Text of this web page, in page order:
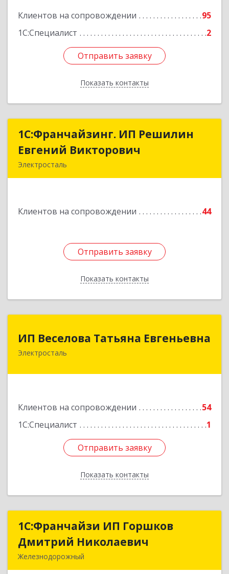
Клиентов на сопровождении
95
1С:Специалист
2
Отправить заявку
Показать контакты
Подробнее
Отправить заявку
Назад
1С:Франчайзинг. ИП Решилин
Евгений Викторович
Электросталь
Клиентов на сопровождении 44
Отправить заявку
Показать контакты
1С:Франчайзинг. ИП Решилин
Евгений Викторович
Подробнее
Отправить заявку
Назад
ИП Веселова Татьяна Евгеньевна
Электросталь
Клиентов на сопровождении
54
1С:Специалист
1
Отправить заявку
Показать контакты
144000, Московская обл, Электросталь г,
Отправить заявку
Назад
1С:Франчайзи ИП Горшков
Дмитрий Николаевич
Железнодорожный
1С:Франчайзи ИП Горшков
Дмитрий Николаевич